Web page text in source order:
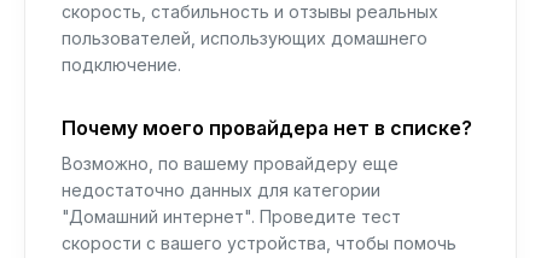
скорость, стабильность и отзывы реальных
пользователей, использующих домашнего
подключение.
Почему моего провайдера нет в списке?
Возможно, по вашему провайдеру еще
недостаточно данных для категории
"Домашний интернет". Проведите тест
скорости с вашего устройства, чтобы помочь